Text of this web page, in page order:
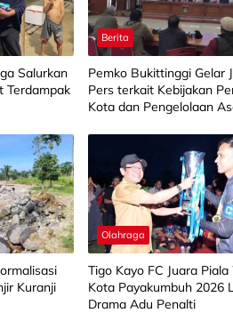
Salurkan
Terdampak
Berita
Pemko Bukittinggi Gelar
Pers terkait Kebijakan
Kota dan Pengelolaan
Kuranji
Olahraga
Tigo Kayo FC Juara
Kota Payakumbuh 2026
Drama Adu Penalti